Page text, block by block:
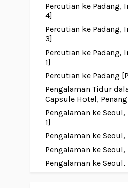
Percutian ke Padang,
4]
Percutian ke Padang,
3]
Percutian ke Padang,
1]
Percutian ke Padang
Pengalaman Tidur
Capsule Hotel, Penang
Pengalaman ke Seoul,
1]
Pengalaman ke Seoul,
Pengalaman ke Seoul,
Pengalaman ke Seoul,